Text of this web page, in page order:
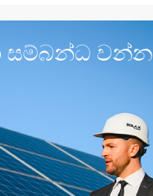
සම්බන්ධ වන්න